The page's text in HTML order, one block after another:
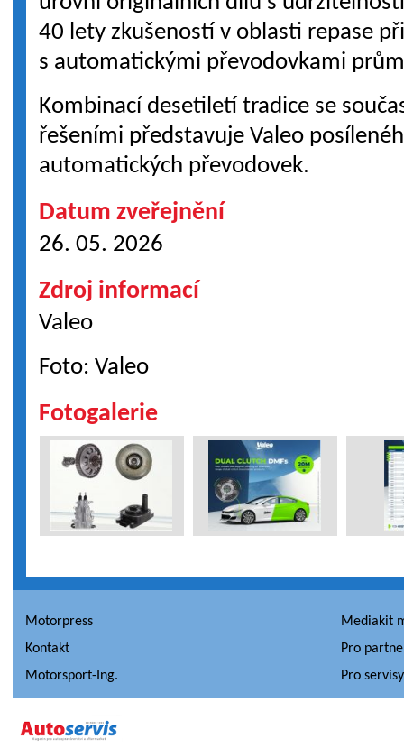
40 lety zkušeností v oblasti repase
s automatickými převodovkami
Kombinací desetiletí tradice se
řešeními představuje Valeo
automatických převodovek.
Datum zveřejnění
26. 05. 2026
Zdroj informací
Valeo
Foto: Valeo
Fotogalerie
Motorpress
Mediakit
Kontakt
Pro
Motorsport-Ing.
Pro servisy